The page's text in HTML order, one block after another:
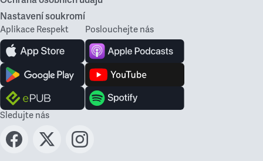
Nastavení soukromí
Aplikace Respekt Poslouchejte nás
Sledujte nás